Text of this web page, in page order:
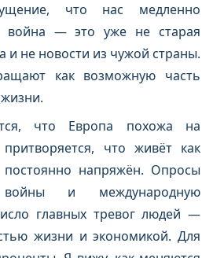
что нас медленно
война — это уже не старая
и не новости из чужой страны.
как возможную часть
что Европа похожа на
что живёт как
напряжён. Опросы
и международную
главных тревог людей —
жизни и экономикой. Для